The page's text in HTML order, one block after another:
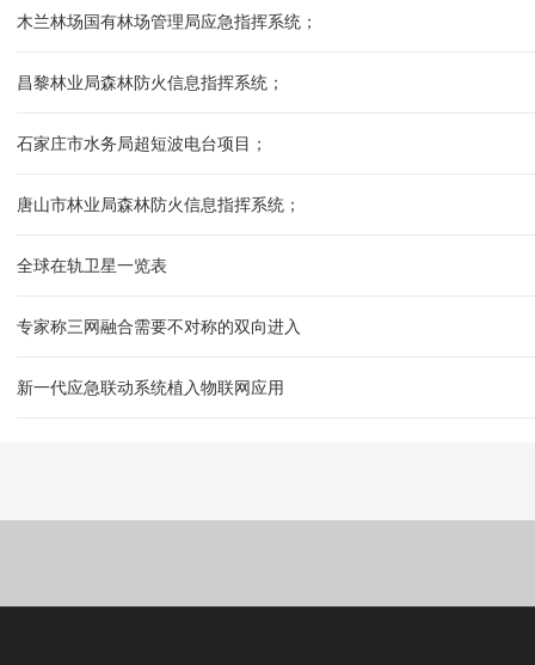
木兰林场国有林场管理局应急指挥系统；
昌黎林业局森林防火信息指挥系统；
石家庄市水务局超短波电台项目；
唐山市林业局森林防火信息指挥系统；
全球在轨卫星一览表
专家称三网融合需要不对称的双向进入
新一代应急联动系统植入物联网应用